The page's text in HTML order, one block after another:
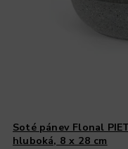
Soté pánev Flonal
hluboká, 8 x 28 cm